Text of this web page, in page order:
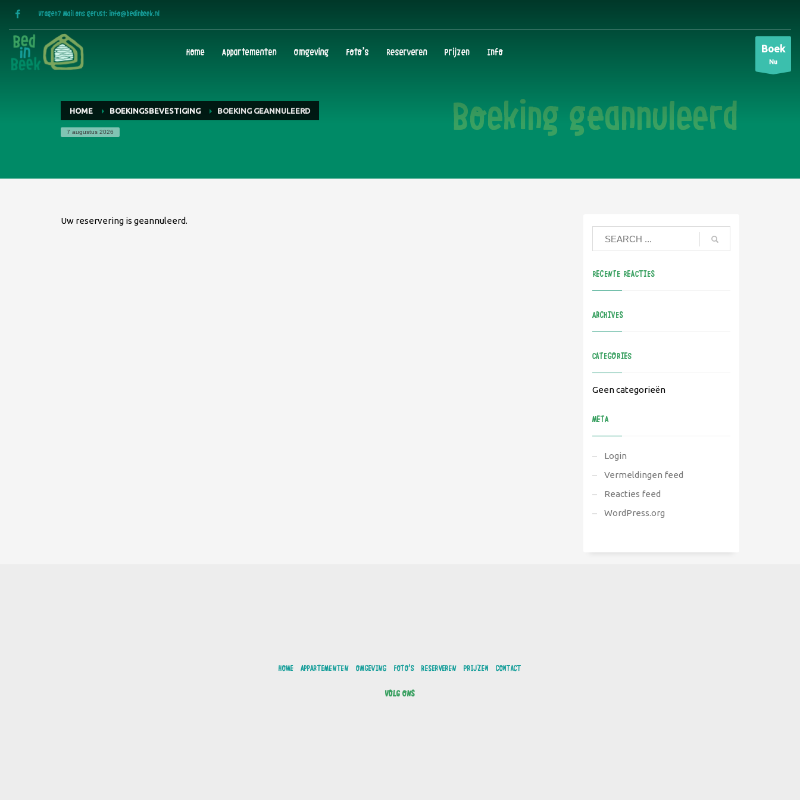
Vragen? Mail ons gerust: info@bedinbeek.nl
Home Appartementen Omgeving Foto’s Reserveren Prijzen Info Boek
Nu
HOME BOEKINGSBEVESTIGING BOEKING GEANNULEERD
7 augustus 2026 Boeking geannuleerd
Uw reservering is geannuleerd.
RECENTE REACTIES
ARCHIVES
CATEGORIES
Geen categorieën
META
Login
Vermeldingen feed
Reacties feed
WordPress.org
HOME APPARTEMENTEN OMGEVING FOTO'S RESERVEREN PRIJZEN CONTACT
VOLG ONS